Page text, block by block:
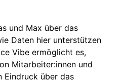
und Max über das
Daten hier unterstützen
Vibe ermöglicht es,
Mitarbeiter:innen und
Eindruck über das